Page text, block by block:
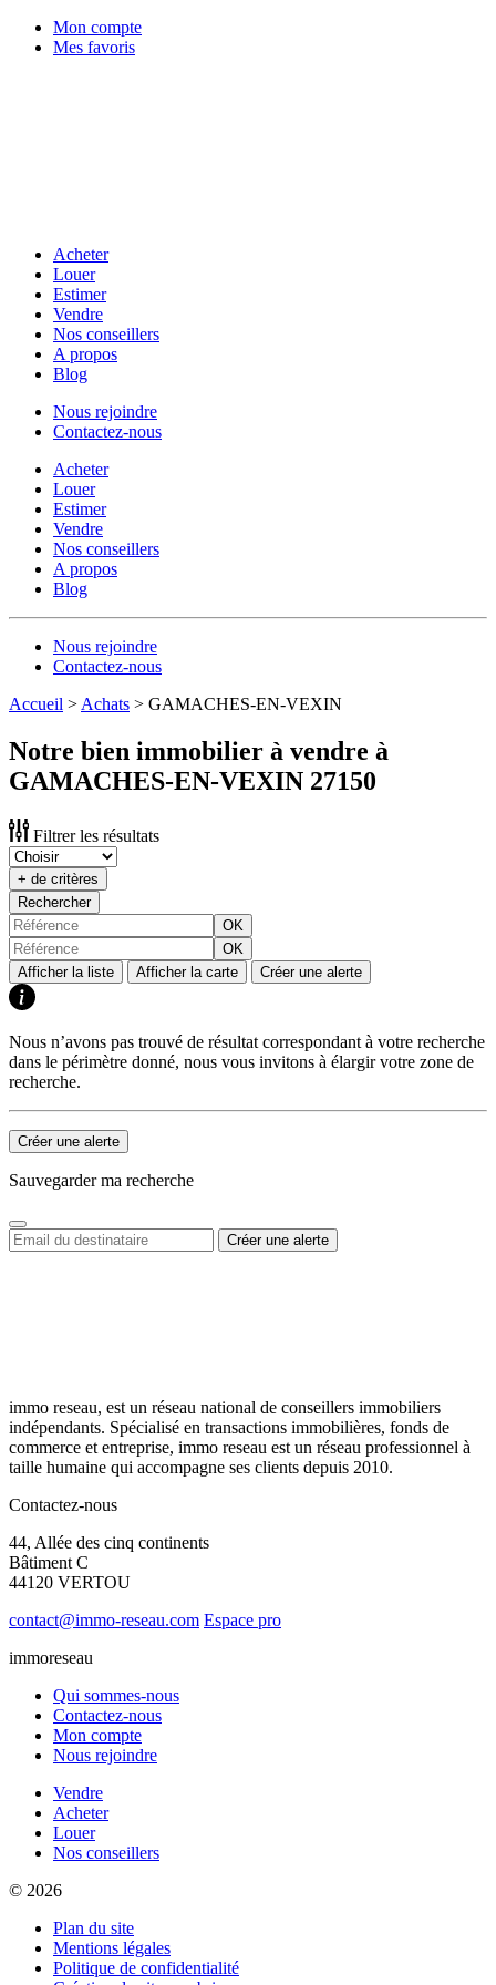
Mon compte
Mes favoris
Acheter
Louer
Estimer
Vendre
Nos conseillers
A propos
Blog
Nous rejoindre
Contactez-nous
Acheter
Louer
Estimer
Vendre
Nos conseillers
A propos
Blog
Nous rejoindre
Contactez-nous
Accueil > Achats > GAMACHES-EN-VEXIN
Notre bien immobilier à vendre à
GAMACHES-EN-VEXIN 27150
Filtrer les résultats
+ de critères
Rechercher
OK
OK
Afficher la liste
Afficher la carte Créer une alerte
Nous n’avons pas trouvé de résultat correspondant à votre recherche
dans le périmètre donné, nous vous invitons à élargir votre zone de
recherche.
Créer une alerte
Sauvegarder ma recherche
immo reseau, est un réseau national de conseillers immobiliers
indépendants. Spécialisé en transactions immobilières, fonds de
commerce et entreprise, immo reseau est un réseau professionnel à
taille humaine qui accompagne ses clients depuis 2010.
Contactez-nous
44, Allée des cinq continents
Bâtiment C
44120 VERTOU
contact@immo-reseau.com Espace pro
immoreseau
Qui sommes-nous
Contactez-nous
Mon compte
Nous rejoindre
Vendre
Acheter
Louer
Nos conseillers
© 2026
Plan du site
Mentions légales
Politique de confidentialité